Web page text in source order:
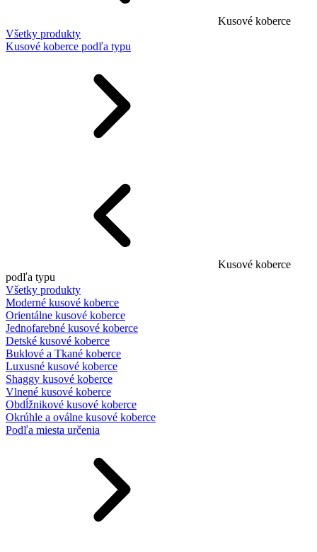
Kusové koberce
Všetky produkty
Kusové koberce podľa typu
Kusové koberce
podľa typu
Všetky produkty
Moderné kusové koberce
Orientálne kusové koberce
Jednofarebné kusové koberce
Detské kusové koberce
Buklové a Tkané koberce
Luxusné kusové koberce
Shaggy kusové koberce
Vlnené kusové koberce
Obdĺžnikové kusové koberce
Okrúhle a oválne kusové koberce
Podľa miesta určenia